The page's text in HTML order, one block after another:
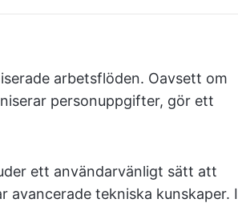
arbetsflöden. Oavsett om
personuppgifter, gör ett
ett användarvänligt sätt att
avancerade tekniska kunskaper. I